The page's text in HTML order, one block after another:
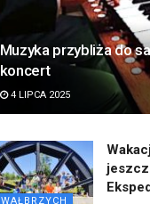
Muzyka przybliża do
koncert
4 LIPCA 2025
WAŁBRZYCH